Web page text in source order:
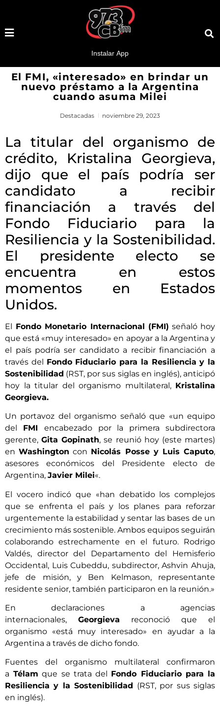
El FMI, «interesado» en brindar un
nuevo préstamo a la Argentina
cuando asuma Milei
Destacadas noviembre 29, 2023
La titular del organismo de
crédito, Kristalina Georgieva,
dijo que el país podría ser
candidato a recibir
financiación a través del
Fondo Fiduciario para la
Resiliencia y la Sostenibilidad.
El presidente electo se
encuentra en estos
momentos en Estados
Unidos.
El Fondo Monetario Internacional (FMI) señaló hoy
que está «muy interesado» en apoyar a la Argentina y
el país podría ser candidato a recibir financiación a
través del Fondo Fiduciario para la Resiliencia y la
Sostenibilidad (RST, por sus siglas en inglés), anticipó
hoy la titular del organismo multilateral, Kristalina
Georgieva.
Un portavoz del organismo señaló que «un equipo
del FMI encabezado por la primera subdirectora
gerente,Gita Gopinath, se reunió hoy (este martes)
enWashington con Nicolás Posse y Luis Caputo,
asesores económicos del Presidente electo de
Argentina, Javier Milei«.
El vocero indicó que «han debatido los complejos
que se enfrenta el país y los planes para reforzar
urgentemente la estabilidad y sentar las bases de un
crecimiento más sostenible. Ambos equipos seguirán
colaborando estrechamente en el futuro. Rodrigo
Valdés, director del Departamento del Hemisferio
Occidental, Luis Cubeddu, subdirector, Ashvin Ahuja,
jefe de misión, y Ben Kelmason, representante
residente senior, también participaron en la reunión.»
En declaraciones a agencias
internacionales, Georgieva reconoció que el
organismo «está muy interesado» en ayudar a la
Argentina a través de dicho fondo.
Fuentes del organismo multilateral confirmaron
a Télam que se trata del Fondo Fiduciario para la
Resiliencia y la Sostenibilidad (RST, por sus siglas
en inglés).